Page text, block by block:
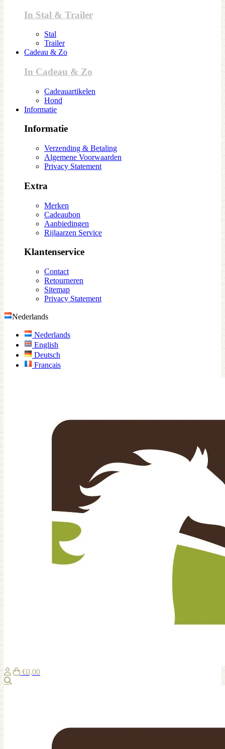
In Stal & Trailer
Stal
Trailer
Cadeau & Zo
In Cadeau & Zo
Cadeauartikelen
Hond
Informatie
Informatie
Verzending & Betaling
Algemene Voorwaarden
Privacy Statement
Extra
Merken
Cadeaubon
Aanbiedingen
Rijlaarzen Service
Klantenservice
Contact
Retourneren
Sitemap
Privacy Statement
Nederlands
Nederlands
English
Deutsch
Français
€0,00